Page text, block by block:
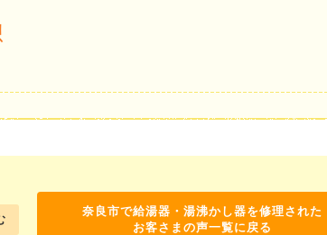
奈良市で給湯器・湯沸かし器を修理された
お客さまの声一覧に戻る